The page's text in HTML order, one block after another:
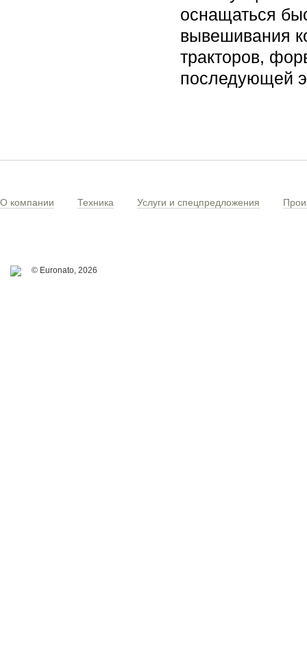
оснащаться
вывешивания
тракторов,
последующей
О компании Техника Услуги и спецпредложения
© Euronato, 2026